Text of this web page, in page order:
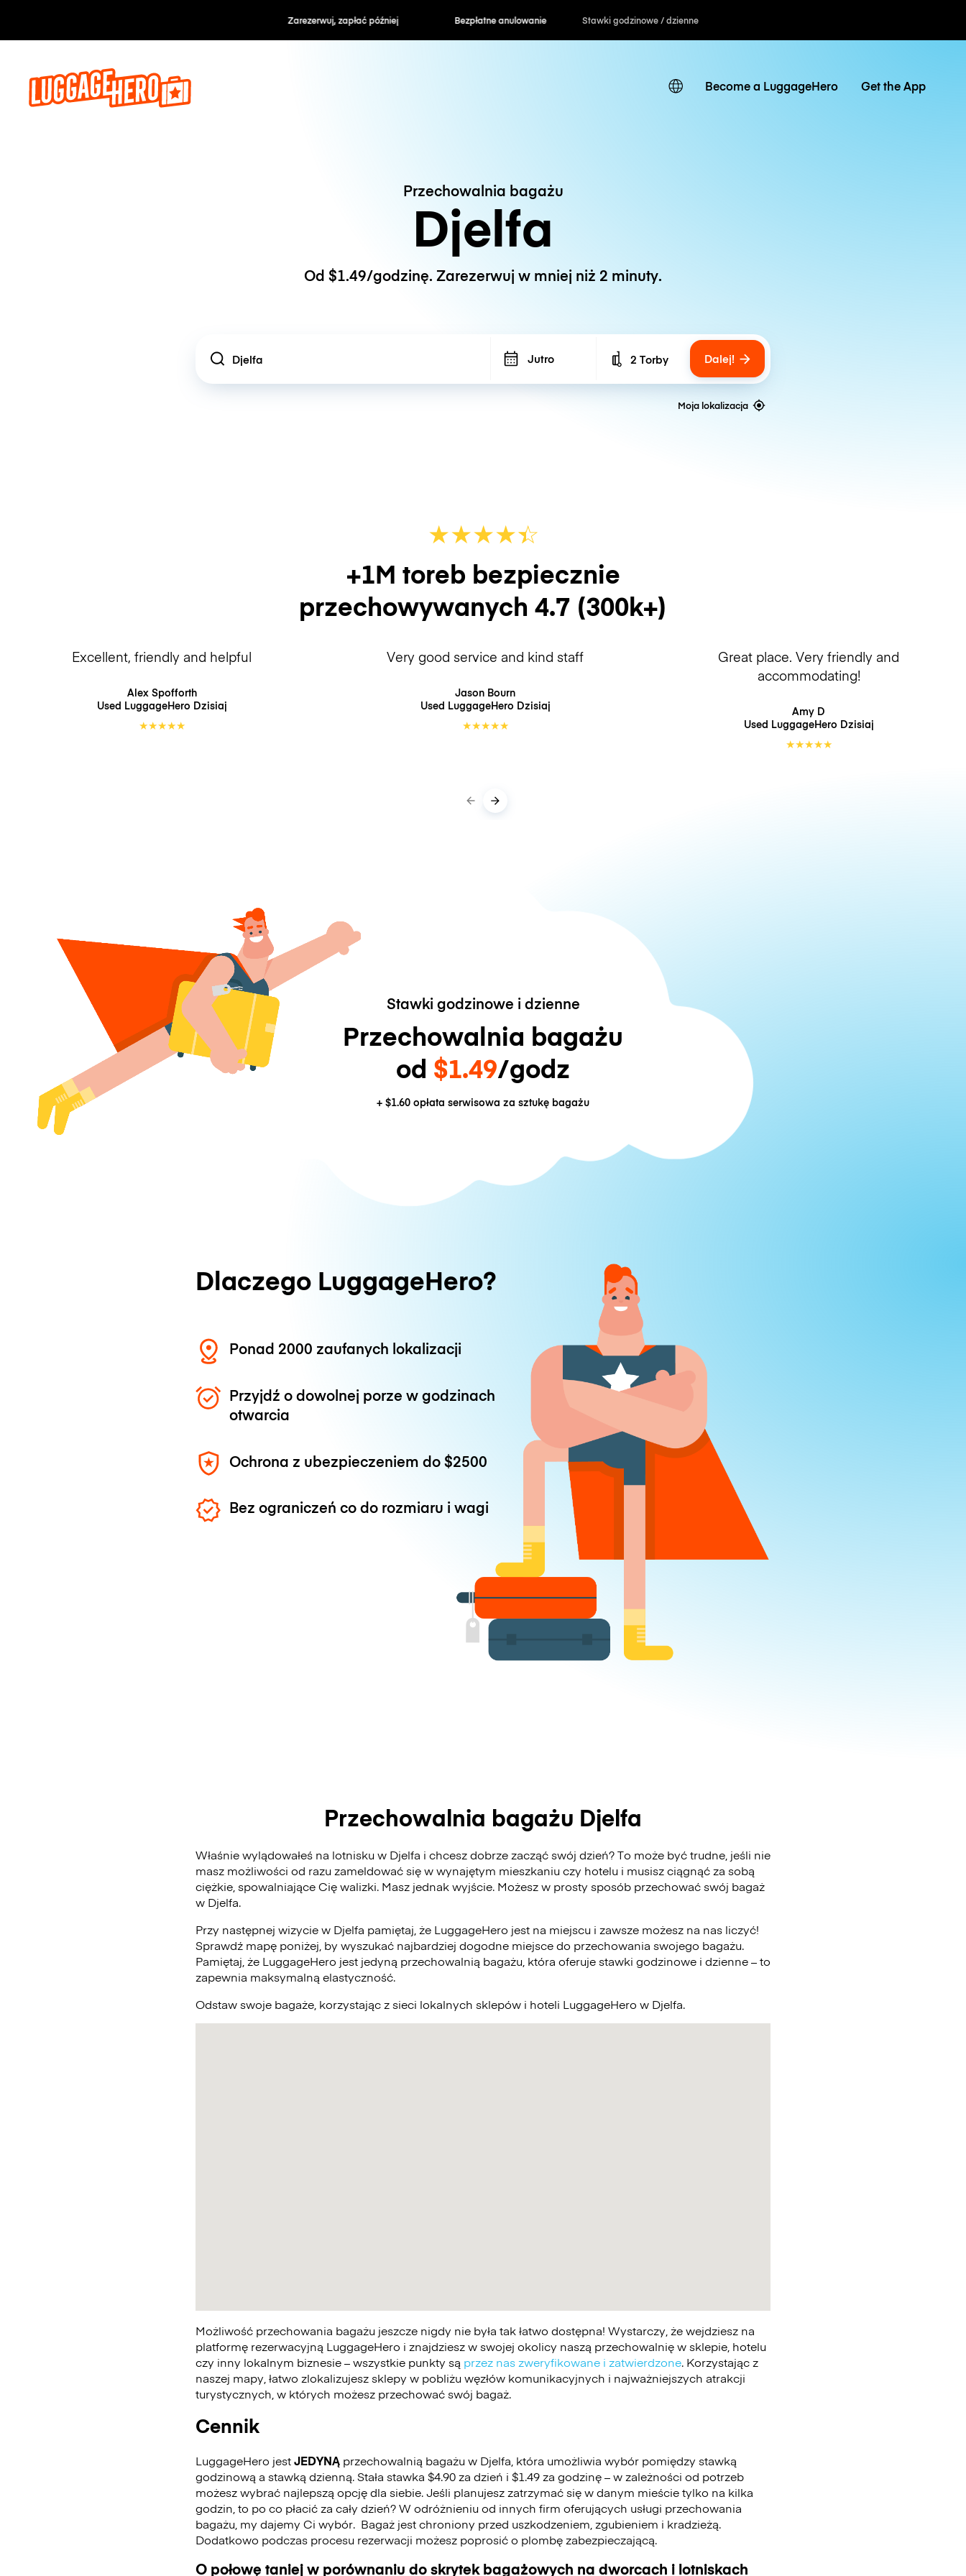
Zarezerwuj, zapłać później Bezpłatne anulowanie Stawki godzinowe / dzienne
Become a LuggageHero Get the App
Przechowalnia bagażu
Djelfa
Od $1.49/godzinę. Zarezerwuj w mniej niż 2 minuty.
Location Jutro Number of bags
2 Torby Dalej!
Moja lokalizacja
★★★★☆
★
+1M toreb bezpiecznie
przechowywanych 4.7 (300k+)
Excellent, friendly and helpful
Alex Spofforth
Used LuggageHero Dzisiaj
★★★★★
Very good service and kind staff
Jason Bourn
Used LuggageHero Dzisiaj
★★★★★
Great place. Very friendly and
accommodating!
Amy D
Used LuggageHero Dzisiaj
★★★★★
Stawki godzinowe i dzienne
Przechowalnia bagażu
od $1.49/godz
+ $1.60 opłata serwisowa za sztukę bagażu
Dlaczego LuggageHero?
Ponad 2000 zaufanych lokalizacji
Przyjdź o dowolnej porze w godzinach
otwarcia
Ochrona z ubezpieczeniem do$2500
Bez ograniczeń co do rozmiaru i wagi
Przechowalnia bagażu Djelfa
Właśnie wylądowałeś na lotnisku w Djelfa i chcesz dobrze zacząć swój dzień? To może być trudne, jeśli nie
masz możliwości od razu zameldować się w wynajętym mieszkaniu czy hotelu i musisz ciągnąć za sobą
ciężkie, spowalniające Cię walizki. Masz jednak wyjście. Możesz w prosty sposób przechować swój bagaż
w Djelfa.
Przy następnej wizycie w Djelfa pamiętaj, że LuggageHero jest na miejscu i zawsze możesz na nas liczyć!
Sprawdź mapę poniżej, by wyszukać najbardziej dogodne miejsce do przechowania swojego bagażu.
Pamiętaj, że LuggageHero jest jedyną przechowalnią bagażu, która oferuje stawki godzinowe i dzienne – to
zapewnia maksymalną elastyczność.
Odstaw swoje bagaże, korzystając z sieci lokalnych sklepów i hoteli LuggageHero w Djelfa.
Możliwość przechowania bagażu jeszcze nigdy nie była tak łatwo dostępna! Wystarczy, że wejdziesz na
platformę rezerwacyjną LuggageHero i znajdziesz w swojej okolicy naszą przechowalnię w sklepie, hotelu
czy inny lokalnym biznesie – wszystkie punkty są przez nas zweryfikowane i zatwierdzone. Korzystając z
naszej mapy, łatwo zlokalizujesz sklepy w pobliżu węzłów komunikacyjnych i najważniejszych atrakcji
turystycznych, w których możesz przechować swój bagaż.
Cennik
LuggageHero jestJEDYNĄ przechowalnią bagażu w Djelfa, która umożliwia wybór pomiędzy stawką
godzinową a stawką dzienną. Stała stawka $4.90 za dzień i $1.49 za godzinę – w zależności od potrzeb
możesz wybrać najlepszą opcję dla siebie. Jeśli planujesz zatrzymać się w danym mieście tylko na kilka
godzin, to po co płacić za cały dzień? W odróżnieniu od innych firm oferujących usługi przechowania
bagażu, my dajemy Ci wybór. Bagaż jest chroniony przed uszkodzeniem, zgubieniem i kradzieżą.
Dodatkowo podczas procesu rezerwacji możesz poprosić o plombę zabezpieczającą.
O połowę taniej w porównaniu do skrytek bagażowych na dworcach i lotniskach